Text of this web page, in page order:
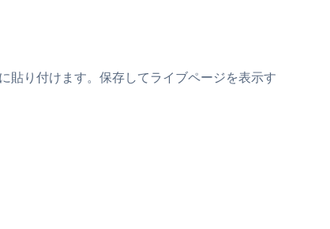
り付けます。保存してライブページを表示す